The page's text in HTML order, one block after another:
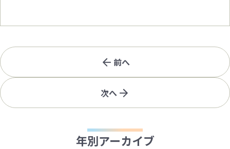
前へ
次へ
年別アーカイブ